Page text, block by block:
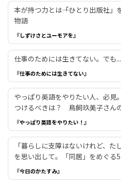
本が持つ力とは――「ひとり出版社
物語
『しずけさとユーモアを』
仕事のためには生きてない。でも
『仕事のためには生きてない』
やっぱり英語をやりたい人、必見
つけるべきは？ 鳥飼玖美子さん
『やっぱり英語をやりたい！』
「暮らしに支障はないけれど、た
を思い出して。「同居」をめぐる5
『今日のかたすみ』